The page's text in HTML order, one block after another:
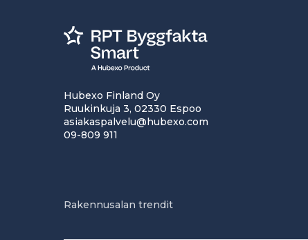
Hubexo Finland Oy
Ruukinkuja 3, 02330 Espoo
asiakaspalvelu@hubexo.com
09-809 911
Rakennusalan trendit